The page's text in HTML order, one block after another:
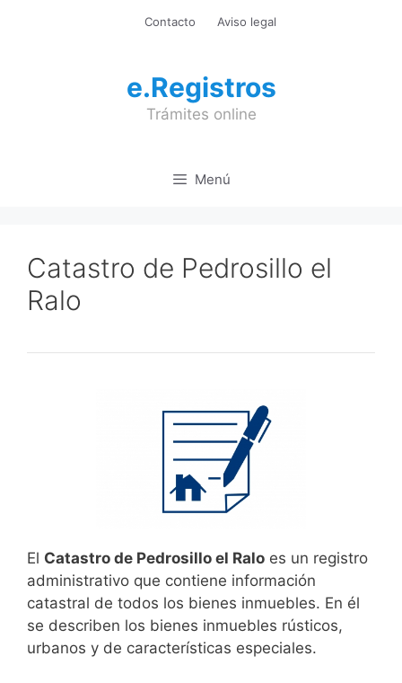
Contacto Aviso legal
e.Registros
Trámites online
Menú
Catastro de Pedrosillo el
Ralo
El Catastro de Pedrosillo el Ralo es un registro
administrativo que contiene información
catastral de todos los bienes inmuebles. En él
se describen los bienes inmuebles rústicos,
urbanos y de características especiales.